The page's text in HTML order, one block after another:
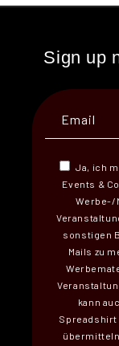
Sign up
Email
Ja, ich
Events &
Werbe-/
sonstigen
Mails zu
kann
Spreadshirt